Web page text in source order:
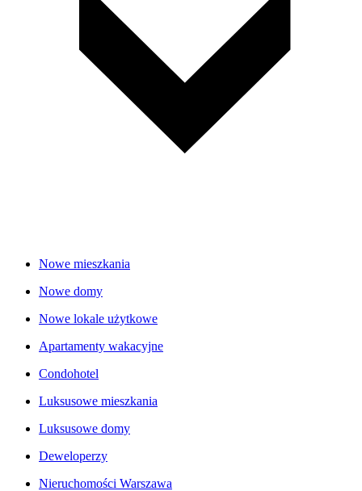
Nowe mieszkania
Nowe domy
Nowe lokale użytkowe
Apartamenty wakacyjne
Condohotel
Luksusowe mieszkania
Luksusowe domy
Deweloperzy
Nieruchomości Warszawa